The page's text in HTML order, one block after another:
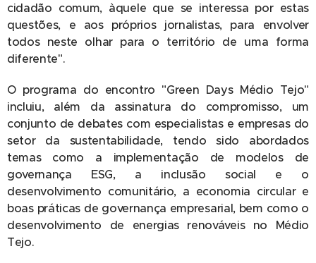
cidadão comum, àquele que se interessa por estas
questões, e aos próprios jornalistas, para envolver
todos neste olhar para o território de uma forma
diferente".
O programa do encontro "Green Days Médio Tejo"
incluiu, além da assinatura do compromisso, um
conjunto de debates com especialistas e empresas do
setor da sustentabilidade, tendo sido abordados
temas como a implementação de modelos de
governança ESG, a inclusão social e o
desenvolvimento comunitário, a economia circular e
boas práticas de governança empresarial, bem como o
desenvolvimento de energias renováveis no Médio
Tejo.